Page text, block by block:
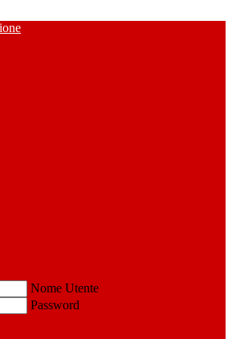
Nome Utente
Password